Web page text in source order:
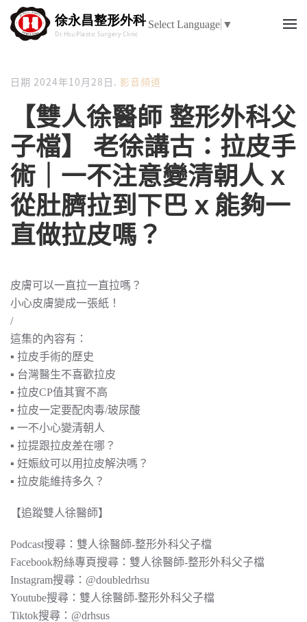
Select Language ▼
日期 2024年10月28日 . 影音頻道
【雙人徐醫師 整形外科父
子檔】 老徐講古：拉皮手
術｜一不注意變清朝人 x
從肚臍拉到下巴 x 能夠一
直做拉皮嗎？
皮膚可以一直拉一直拉嗎？
小心皮膚變成一張紙！
/
這集的內容有：
▪︎ 拉皮手術的歷史
▪︎ 台灣醫生不喜歡拉皮
▪︎ 拉皮CP值其實不高
▪︎ 拉皮一定要配肉毒/玻尿酸
▪︎ 一不小心變清朝人
▪︎ 拉提跟拉皮差在哪？
▪︎ 妊娠紋可以用拉皮解決嗎？
▪︎ 拉皮能維持多久？
【追蹤雙人徐醫師】
Podcast搜尋：​​​​​​雙人徐醫師-整形外科父子檔
Facebook粉絲專頁搜尋：雙人徐醫師-整形外科父子檔
Instagram搜尋：@doubledrhsu
Youtube搜尋：雙人徐醫師-整形外科父子檔
Tiktok搜尋：@drhsus